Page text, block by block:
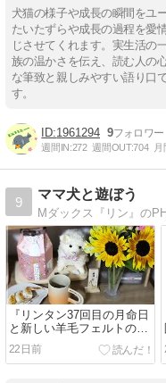
犬猫の様子や成長の瞬間をユ
たいたずらや成長の過程を愛
じさせてくれます。実生活の
族の温かさを伝え、読む人の
な筆致と親しみやすい語り口
す。
1961294 9
週間IN:272 週間OUT:704 月
9
ママ犬と遊ぼう
Mダックス『リン』の
『リンタン37回目の月命日
と新しい羊毛フェルトの制
作開始🎵』
22日前